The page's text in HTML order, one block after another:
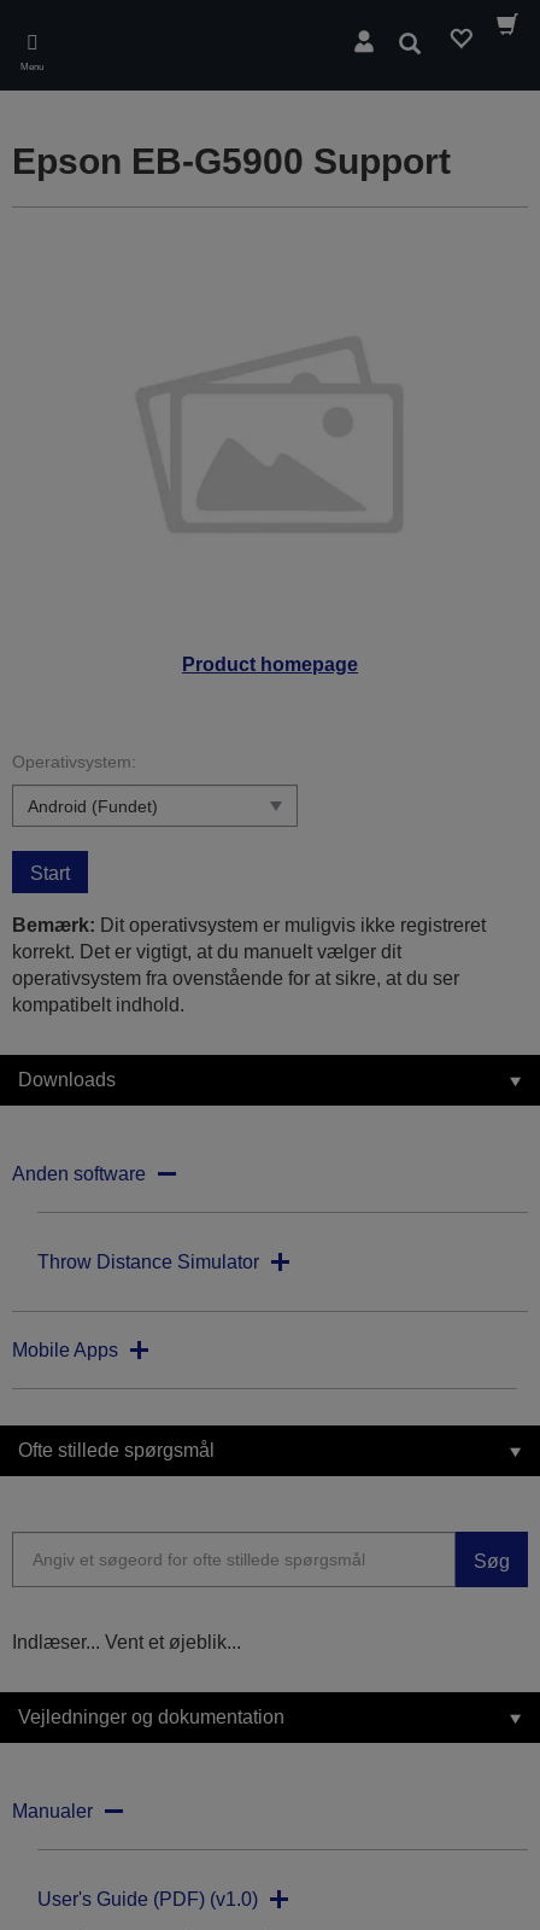
main
content
Menu
Søg
Product homepage
Epson EB-G5900 Support
Operativsystem:
Start
Bemærk: Dit operativsystem er muligvis ikke registreret
korrekt. Det er vigtigt, at du manuelt vælger dit
operativsystem fra ovenstående for at sikre, at du ser
kompatibelt indhold.
Downloads
Anden software
Throw Distance Simulator
Mobile Apps
Ofte stillede spørgsmål
Søg
Indlæser... Vent et øjeblik...
Vejledninger og dokumentation
Manualer
User's Guide (PDF) (v1.0)